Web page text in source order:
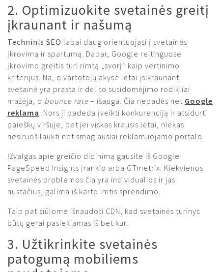
2. Optimizuokite svetainės greitį
įkraunant ir našumą
Techninis SEO labai daug orientuojasi į svetainės
įkrovimą ir spartumą. Dabar, Google reitinguose
įkrovimo greitis turi rimtą „svorį“ kaip vertinimo
kriterijus. Na, o vartotojų akyse lėtai įsikraunanti
svetainė yra prasta ir dėl to susidomėjimo rodikliai
mažėja, o bounce rate – išauga. Čia nepadės net Google
reklama . Nors ji padeda įveikti konkurenciją ir atsidurti
paieškų viršuje, bet jei viskas krausis lėtai, niekas
nesiruoš laukti net smagiausiai reklamuojamo portalo.
Įžvalgas apie greičio didinimą gausite iš Google
PageSpeed Insights įrankio arba GTmetrix. Kiekvienos
svetainės problemos čia yra individualios ir jas
nustačius, galima iš karto imtis sprendimo.
Taip pat siūlome išnaudoti CDN, kad svetainės turinys
būtų gerai pasiekiamas iš bet kur.
3. Užtikrinkite svetainės
patogumą mobiliems